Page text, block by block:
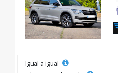
Igual a igual